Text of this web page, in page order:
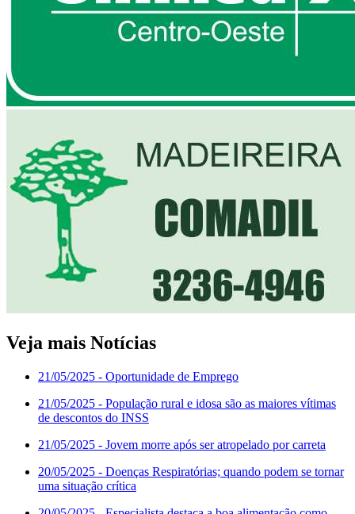
Veja mais Notícias
21/05/2025 - Oportunidade de Emprego
21/05/2025 - População rural e idosa são as maiores vítimas
de descontos do INSS
21/05/2025 - Jovem morre após ser atropelado por carreta
20/05/2025 - Doenças Respiratórias; quando podem se tornar
uma situação crítica